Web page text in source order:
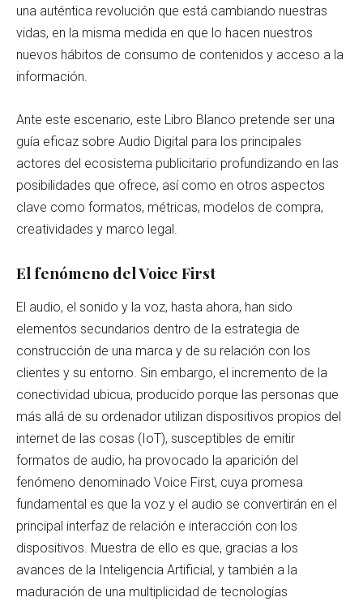
una auténtica revolución que está cambiando nuestras
vidas, en la misma medida en que lo hacen nuestros
nuevos hábitos de consumo de contenidos y acceso a la
información.
Ante este escenario, este Libro Blanco pretende ser una
guía eficaz sobre Audio Digital para los principales
actores del ecosistema publicitario profundizando en las
posibilidades que ofrece, así como en otros aspectos
clave como formatos, métricas, modelos de compra,
creatividades y marco legal.
El fenómeno del Voice First
El audio, el sonido y la voz, hasta ahora, han sido
elementos secundarios dentro de la estrategia de
construcción de una marca y de su relación con los
clientes y su entorno. Sin embargo, el incremento de la
conectividad ubicua, producido porque las personas que
más allá de su ordenador utilizan dispositivos propios del
internet de las cosas (IoT), susceptibles de emitir
formatos de audio, ha provocado la aparición del
fenómeno denominado Voice First, cuya promesa
fundamental es que la voz y el audio se convertirán en el
principal interfaz de relación e interacción con los
dispositivos. Muestra de ello es que, gracias a los
avances de la Inteligencia Artificial, y también a la
maduración de una multiplicidad de tecnologías